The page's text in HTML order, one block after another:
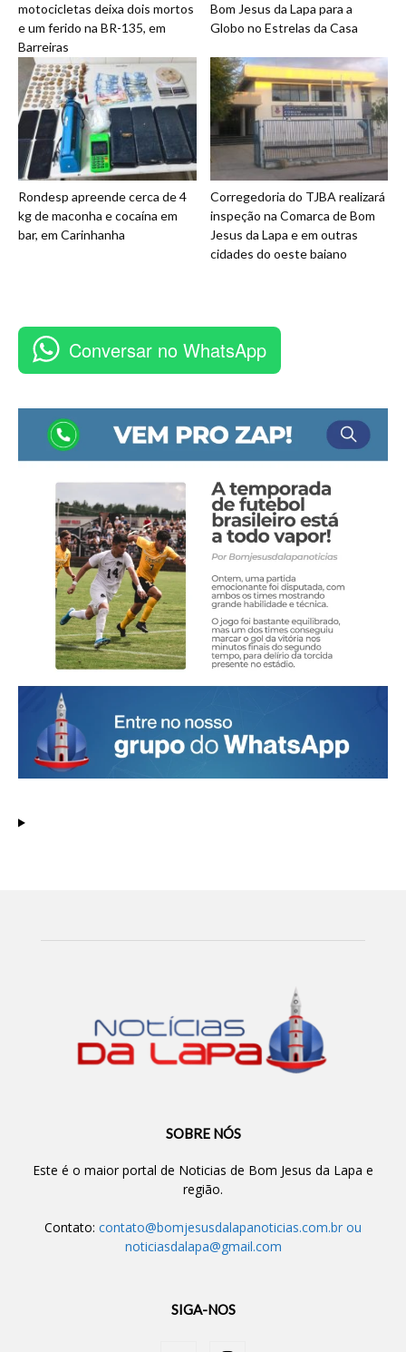
motocicletas deixa dois mortos
e um ferido na BR-135, em
Barreiras
Bom Jesus da Lapa para a
Globo no Estrelas da Casa
Rondesp apreende cerca de 4
kg de maconha e cocaína em
bar, em Carinhanha
Corregedoria do TJBA realizará
inspeção na Comarca de Bom
Jesus da Lapa e em outras
cidades do oeste baiano
Conversar no WhatsApp
SOBRE NÓS
Este é o maior portal de Noticias de Bom Jesus da Lapa e
região.
Contato: contato@bomjesusdalapanoticias.com.br ou
noticiasdalapa@gmail.com
SIGA-NOS